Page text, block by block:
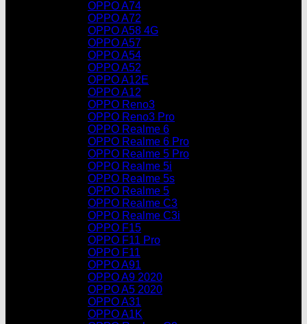
OPPO A74
OPPO A72
OPPO A58 4G
OPPO A57
OPPO A54
OPPO A52
OPPO A12E
OPPO A12
OPPO Reno3
OPPO Reno3 Pro
OPPO Realme 6
OPPO Realme 6 Pro
OPPO Realme 5 Pro
OPPO Realme 5i
OPPO Realme 5s
OPPO Realme 5
OPPO Realme C3
OPPO Realme C3i
OPPO F15
OPPO F11 Pro
OPPO F11
OPPO A91
OPPO A9 2020
OPPO A5 2020
OPPO A31
OPPO A1K